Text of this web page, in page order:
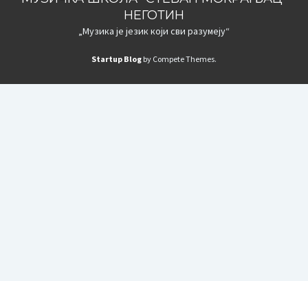
НЕГОТИН
„Музика је језик који сви разумеју“
Startup Blog by Compete Themes.